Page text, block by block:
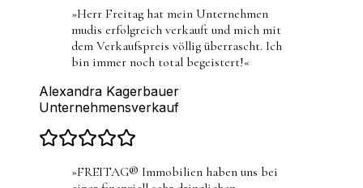
»Herr Freitag hat mein Unternehmen
mudis erfolgreich verkauft und mich mit
dem Verkaufspreis völlig überrascht. Ich
bin immer noch total begeistert!«
Alexandra Kagerbauer
Unternehmensverkauf
»FREITAG® Immobilien haben uns bei